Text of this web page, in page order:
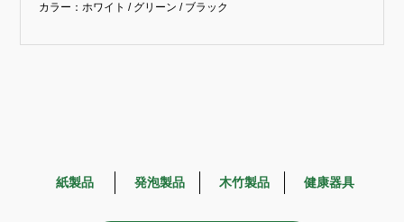
カラー：ホワイト / グリーン / ブラック
紙製品 発泡製品 木竹製品 健康器具